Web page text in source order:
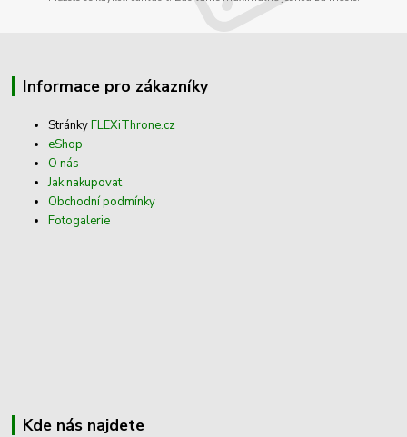
Informace pro zákazníky
StránkyFLEXiThrone.cz
eShop
O nás
Jak nakupovat
Obchodní podmínky
Fotogalerie
Kde nás najdete